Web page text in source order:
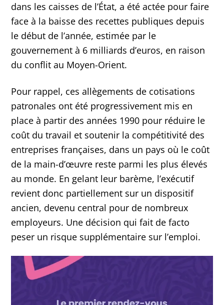
dans les caisses de l’État, a été actée pour faire
face à la baisse des recettes publiques depuis
le début de l’année, estimée par le
gouvernement à 6 milliards d’euros, en raison
du conflit au Moyen-Orient.
Pour rappel, ces allègements de cotisations
patronales ont été progressivement mis en
place à partir des années 1990 pour réduire le
coût du travail et soutenir la compétitivité des
entreprises françaises, dans un pays où le coût
de la main-d’œuvre reste parmi les plus élevés
au monde. En gelant leur barème, l’exécutif
revient donc partiellement sur un dispositif
ancien, devenu central pour de nombreux
employeurs. Une décision qui fait de facto
peser un risque supplémentaire sur l’emploi.